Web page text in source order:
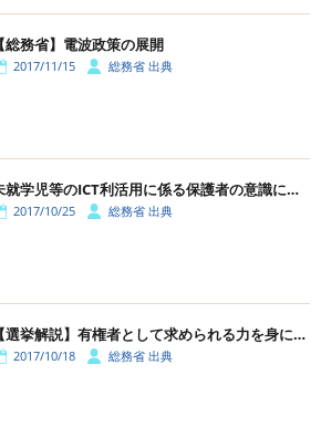
【総務省】電波政策の展開
2017/11/15 総務省 出典
未就学児等のICT利活用に係る保護者の意識に関する調査
2017/10/25 総務省 出典
【選挙解説】有権者として求められる力を身に付けるために
2017/10/18 総務省 出典